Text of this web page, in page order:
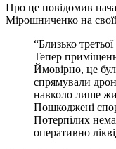
Про це повідомив
Мірошниченко на
“Близько
Тепер
Ймовірно, це
спрямували
навколо лише
Пошкоджені
Потерпілих
оперативно